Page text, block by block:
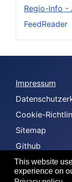
This website
experience on
Regio-Info -
FeedReader
Impressum
Cookie-
Sitemap
Github
-
--